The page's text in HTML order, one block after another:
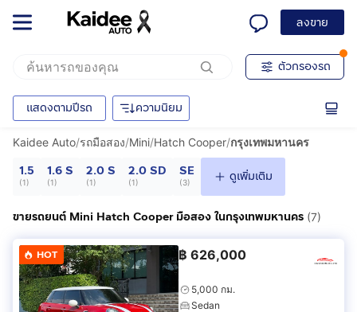
ลงขาย
ตัวกรองรถ
แสดงตามปีรถ ความนิยม
Kaidee Auto/รถมือสอง/Mini/Hatch Cooper/กรุงเทพมหานคร
1.5
(1)
1.6 S
(1)
2.0 S
(1)
2.0 SD
(1)
SE
(3) ดูเพิ่มเติม
ขายรถยนต์ Mini Hatch Cooper มือสอง ในกรุงเทพมหานคร (7)
HOT ฿ 626,000
5,000 กม.
Sedan